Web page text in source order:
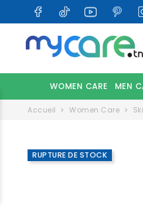
WOMEN CARE MEN
Accueil Women Care
RUPTURE DE STOCK